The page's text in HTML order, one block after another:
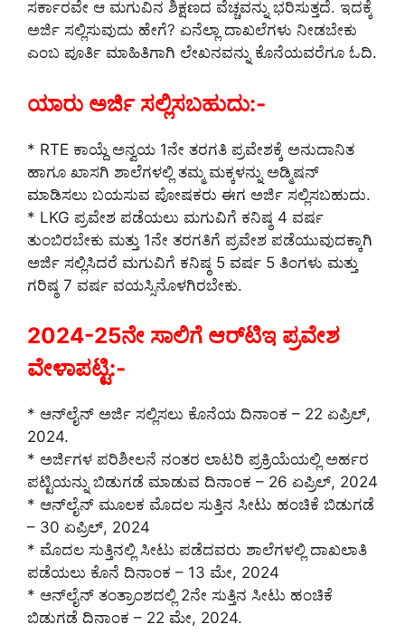
ಸರ್ಕಾರವೇ ಆ ಮಗುವಿನ ಶಿಕ್ಷಣದ ವೆಚ್ಚವನ್ನು ಭರಿಸುತ್ತದೆ. ಇದಕ್ಕೆ
ಅರ್ಜಿ ಸಲ್ಲಿಸುವುದು ಹೇಗೆ? ಏನೆಲ್ಲಾ ದಾಖಲೆಗಳು ನೀಡಬೇಕು
ಎಂಬ ಪೂರ್ತಿ ಮಾಹಿತಿಗಾಗಿ ಲೇಖನವನ್ನು ಕೊನೆಯವರೆಗೂ ಓದಿ.
ಯಾರು ಅರ್ಜಿ ಸಲ್ಲಿಸಬಹುದು:-
* RTE ಕಾಯ್ದೆ ಅನ್ವಯ 1ನೇ ತರಗತಿ ಪ್ರವೇಶಕ್ಕೆ ಅನುದಾನಿತ
ಹಾಗೂ ಖಾಸಗಿ ಶಾಲೆಗಳಲ್ಲಿ ತಮ್ಮ ಮಕ್ಕಳನ್ನು ಅಡ್ಮಿಷನ್‌
ಮಾಡಿಸಲು ಬಯಸುವ ಪೋಷಕರು ಈಗ ಅರ್ಜಿ ಸಲ್ಲಿಸಬಹುದು.
* LKG ಪ್ರವೇಶ ಪಡೆಯಲು ಮಗುವಿಗೆ ಕನಿಷ್ಠ 4 ವರ್ಷ
ತುಂಬಿರಬೇಕು ಮತ್ತು 1ನೇ ತರಗತಿಗೆ ಪ್ರವೇಶ ಪಡೆಯುವುದಕ್ಕಾಗಿ
ಅರ್ಜಿ ಸಲ್ಲಿಸಿದರೆ ಮಗುವಿಗೆ ಕನಿಷ್ಠ 5 ವರ್ಷ 5 ತಿಂಗಳು ಮತ್ತು
ಗರಿಷ್ಠ 7 ವರ್ಷ ವಯಸ್ಸಿನೊಳಗಿರಬೇಕು.
2024-25ನೇ ಸಾಲಿಗೆ ಆರ್‌ಟಿಇ ಪ್ರವೇಶ
ವೇಳಾಪಟ್ಟಿ:-
* ಆನ್‌ಲೈನ್‌ ಅರ್ಜಿ ಸಲ್ಲಿಸಲು ಕೊನೆಯ ದಿನಾಂಕ – 22 ಏಪ್ರಿಲ್,
2024.
* ಅರ್ಜಿಗಳ ಪರಿಶೀಲನೆ ನಂತರ ಲಾಟರಿ ಪ್ರಕ್ರಿಯೆಯಲ್ಲಿ ಅರ್ಹರ
ಪಟ್ಟಿಯನ್ನು ಬಿಡುಗಡೆ ಮಾಡುವ ದಿನಾಂಕ – 26 ಏಪ್ರಿಲ್, 2024
* ಆನ್‌ಲೈನ್‌ ಮೂಲಕ ಮೊದಲ ಸುತ್ತಿನ ಸೀಟು ಹಂಚಿಕೆ ಬಿಡುಗಡೆ
– 30 ಏಪ್ರಿಲ್, 2024
* ಮೊದಲ ಸುತ್ತಿನಲ್ಲಿ ಸೀಟು ಪಡೆದವರು ಶಾಲೆಗಳಲ್ಲಿ ದಾಖಲಾತಿ
ಪಡೆಯಲು ಕೊನೆ ದಿನಾಂಕ – 13 ಮೇ, 2024
* ಆನ್‌ಲೈನ್‌ ತಂತ್ರಾಂಶದಲ್ಲಿ 2ನೇ ಸುತ್ತಿನ ಸೀಟು ಹಂಚಿಕೆ
ಬಿಡುಗಡೆ ದಿನಾಂಕ – 22 ಮೇ, 2024.